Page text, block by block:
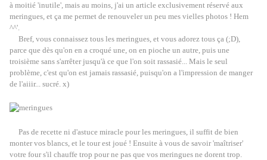
à moitié 'inutile', mais au moins, j'ai un article exclusivement réservé aux
meringues, et ça me permet de renouveler un peu mes vielles photos ! Hem
^^'.
Bref, vous connaissez tous les meringues, et vous adorez tous ça (;D),
parce que dès qu'on en a croqué une, on en pioche un autre, puis une
troisième sans s'arrêter jusqu'à ce que l'on soit rassasié... Mais le seul
problème, c'est qu'on est jamais rassasié, puisqu'on a l'impression de manger
de l'aiiir... sucré. x)
Pas de recette ni d'astuce miracle pour les meringues, il suffit de bien
monter vos blancs, et le tour est joué ! Ensuite à vous de savoir 'maîtriser'
votre four s'il chauffe trop pour ne pas que vos meringues ne dorent trop.